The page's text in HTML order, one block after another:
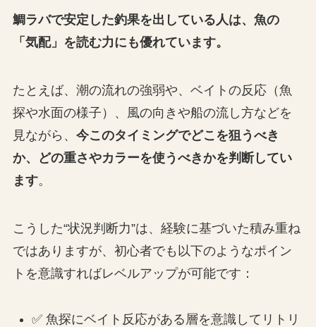
鯛ラバで安定した釣果を出している人は、魚の
「気配」を読む力にも優れています。
たとえば、潮の流れの強弱や、ベイトの反応（魚
探や水面の様子）、風の向きや船の流し方などを
見ながら、 今このタイミングでどこを狙うべき
か、どの重さやカラーを使うべきかを判断してい
ます。
こうした“状況判断力”は、経験に基づいた積み重ね
ではありますが、初心者でも以下のようなポイン
トを意識すればレベルアップが可能です：
✅ 魚探にベイト反応がある層を意識してリトリ